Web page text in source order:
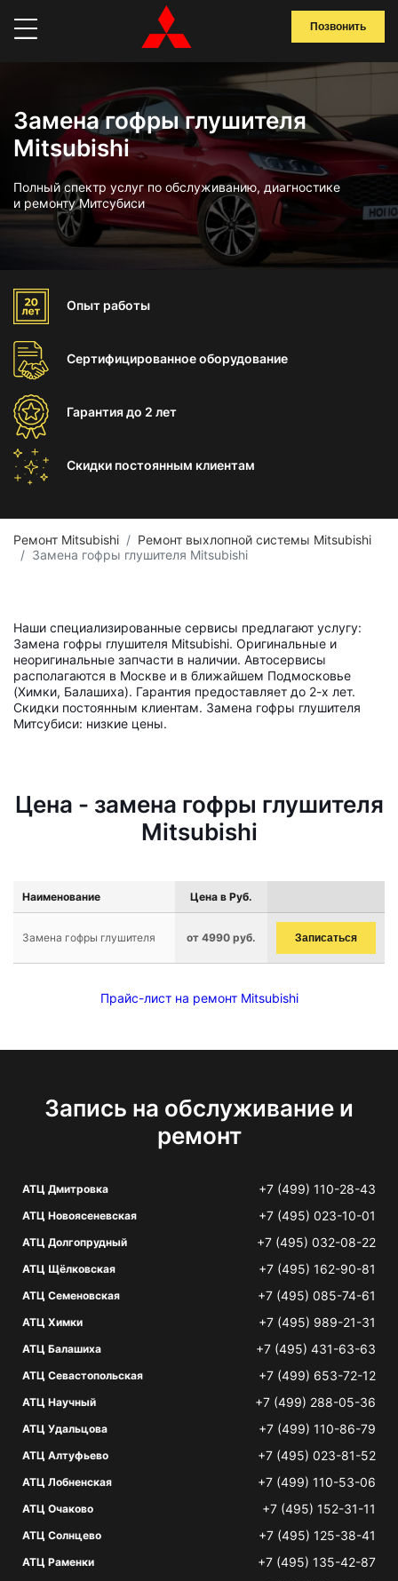
Позвонить
Замена гофры глушителя
Mitsubishi
Полный спектр услуг по обслуживанию, диагностике
и ремонту Митсубиси
Опыт работы
Сертифицированноеоборудование
Гарантиядо 2 лет
Скидки постоянным клиентам
Ремонт Mitsubishi
Ремонт выхлопной системы Mitsubishi
Замена гофры глушителя Mitsubishi
Наши специализированные сервисы предлагают услугу:
Замена гофры глушителя Mitsubishi. Оригинальные и
неоригинальные запчасти в наличии. Автосервисы
располагаются в Москве и в ближайшем Подмосковье
(Химки, Балашиха). Гарантия предоставляет до 2-х лет.
Скидки постоянным клиентам. Замена гофры глушителя
Митсубиси: низкие цены.
Цена - замена гофры глушителя
Mitsubishi
Наименование Цена в Руб.
Замена гофры глушителя от 4990 руб. Записаться
Прайс-лист на ремонт Mitsubishi
Запись на обслуживание и
ремонт
АТЦ Дмитровка +7 (499) 110-28-43
АТЦ Новоясеневская +7 (495) 023-10-01
АТЦ Долгопрудный +7 (495) 032-08-22
АТЦ Щёлковская +7 (495) 162-90-81
АТЦ Семеновская +7 (495) 085-74-61
АТЦ Химки +7 (495) 989-21-31
АТЦ Балашиха +7 (495) 431-63-63
АТЦ Севастопольская +7 (499) 653-72-12
АТЦ Научный +7 (499) 288-05-36
АТЦ Удальцова +7 (499) 110-86-79
АТЦ Алтуфьево +7 (495) 023-81-52
АТЦ Лобненская +7 (499) 110-53-06
АТЦ Очаково +7 (495) 152-31-11
АТЦ Солнцево +7 (495) 125-38-41
АТЦ Раменки +7 (495) 135-42-87